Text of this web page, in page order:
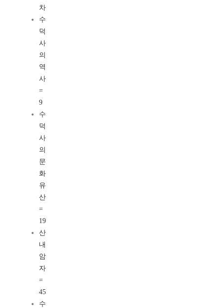
차
수
덕
사
의
역
사
=
9
수
덕
사
의
문
화
유
산
=
19
산
내
암
자
=
45
수